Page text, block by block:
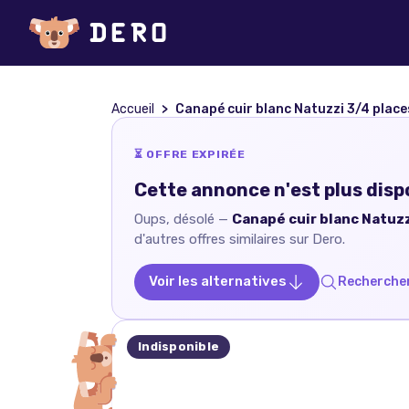
Accueil Canapé cuir blanc Natuzzi 3/4
⏳ OFFRE EXPIRÉE
Cette annonce n'est plus
Oups, désolé — Canapé cuir blanc
d'autres offres similaires sur Dero.
Voir les alternatives
Indisponible